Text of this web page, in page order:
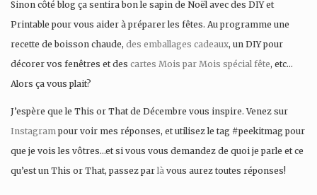
Sinon côté blog ça sentira bon le sapin de Noël avec des DIY et
Printable pour vous aider à préparer les fêtes. Au programme une
recette de boisson chaude, des emballages cadeaux, un DIY pour
décorer vos fenêtres et des cartes Mois par Mois spécial fête, etc…
Alors ça vous plait?
J’espère que le This or That de Décembre vous inspire. Venez sur
Instagram pour voir mes réponses, et utilisez le tag #peekitmag pour
que je vois les vôtres…et si vous vous demandez de quoi je parle et ce
qu’est un This or That, passez par là vous aurez toutes réponses!